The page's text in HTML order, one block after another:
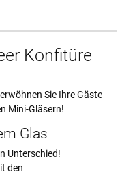
Konfitüre
Sie Ihre Gäste
Mini-Gläsern!
Glas
Unterschied!
den